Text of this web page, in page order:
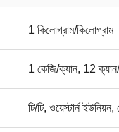
1 কিলোগ্রাম/কিলোগ্রাম
1 কেজি/ক্যান, 12 ক্যান/
টি/টি, ওয়েস্টার্ন ইউনিয়ন,